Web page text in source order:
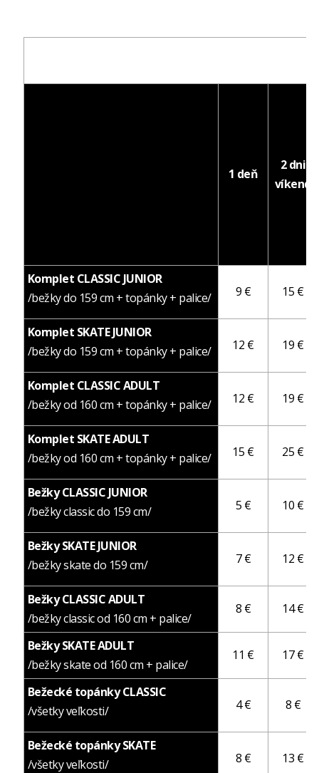
1 deň
2 dni
víkend
Komplet CLASSIC JUNIOR
/bežky do 159 cm + topánky + palice/
9 € 15 €
Komplet SKATE JUNIOR
/bežky do 159 cm + topánky + palice/
12 € 19 €
Komplet CLASSIC ADULT
/bežky od 160 cm + topánky + palice/
12 € 19 €
Komplet SKATE ADULT
/bežky od 160 cm + topánky + palice/
15 € 25 €
Bežky CLASSIC JUNIOR
/bežky classic do 159 cm/
5 € 10 €
Bežky SKATE JUNIOR
/bežky skate do 159 cm/
7 € 12 €
Bežky CLASSIC ADULT
/bežky classic od 160 cm + palice/
8 € 14 €
Bežky SKATE ADULT
/bežky skate od 160 cm + palice/
11 € 17 €
Bežecké topánky CLASSIC
/všetky veľkosti/
4 € 8 €
Bežecké topánky SKATE
/všetky veľkosti/
8 € 13 €